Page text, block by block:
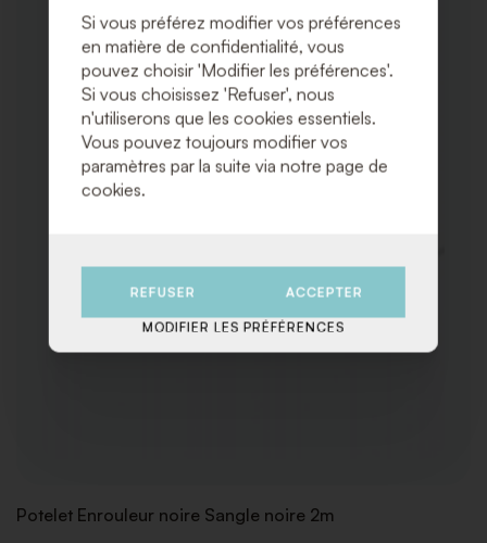
Potelet Enrouleur noire Sangle noire 2m
Si vous préférez modifier vos préférences
en matière de confidentialité, vous
pouvez choisir 'Modifier les préférences'.
Si vous choisissez 'Refuser', nous
n'utiliserons que les cookies essentiels.
Vous pouvez toujours modifier vos
paramètres par la suite via notre page de
cookies.
REFUSER ACCEPTER
MODIFIER LES PRÉFÉRENCES